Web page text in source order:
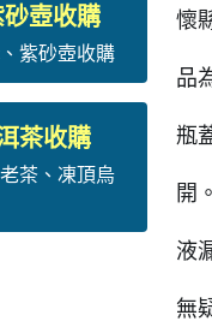
壺收購
紫砂壺收購
茶收購
老茶、 凍頂烏
懷
品
瓶
開
液
無